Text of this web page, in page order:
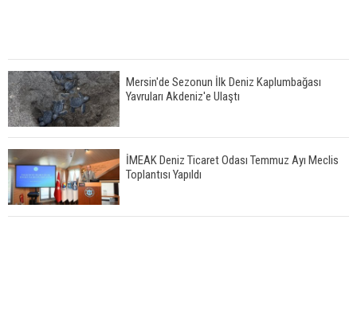
Mersin'de Sezonun İlk Deniz Kaplumbağası
Yavruları Akdeniz'e Ulaştı
İMEAK Deniz Ticaret Odası Temmuz Ayı Meclis
Toplantısı Yapıldı